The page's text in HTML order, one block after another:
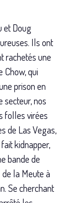
et Doug
Ils ont
rachetés une
Chow, qui
prison en
secteur, nos
folles virées
de Las Vegas,
kidnapper,
bande de
la Meute à
Se cherchant